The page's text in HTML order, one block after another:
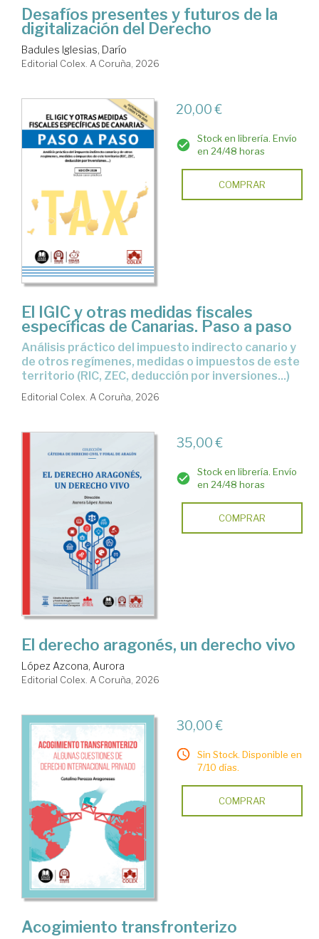
Desafíos presentes y futuros de la
digitalización del Derecho
Badules Iglesias, Darío
Editorial Colex. A Coruña, 2026
20,00 €
Stock en librería. Envío
en 24/48 horas
COMPRAR
El IGIC y otras medidas fiscales
específicas de Canarias. Paso a paso
Análisis práctico del impuesto indirecto canario y
de otros regímenes, medidas o impuestos de este
territorio (RIC, ZEC, deducción por inversiones...)
Editorial Colex. A Coruña, 2026
35,00 €
Stock en librería. Envío
en 24/48 horas
COMPRAR
El derecho aragonés, un derecho vivo
López Azcona, Aurora
Editorial Colex. A Coruña, 2026
30,00 €
Sin Stock. Disponible en
7/10 días.
COMPRAR
Acogimiento transfronterizo